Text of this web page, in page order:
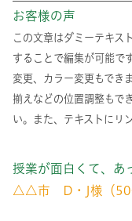
お客様の声
この文章はダミーテキス
することで編集が可能で
変更、カラー変更もでき
揃えなどの位置調整もで
い。また、テキストにリ
授業が面白くて、あ
△△市 D・J様（50